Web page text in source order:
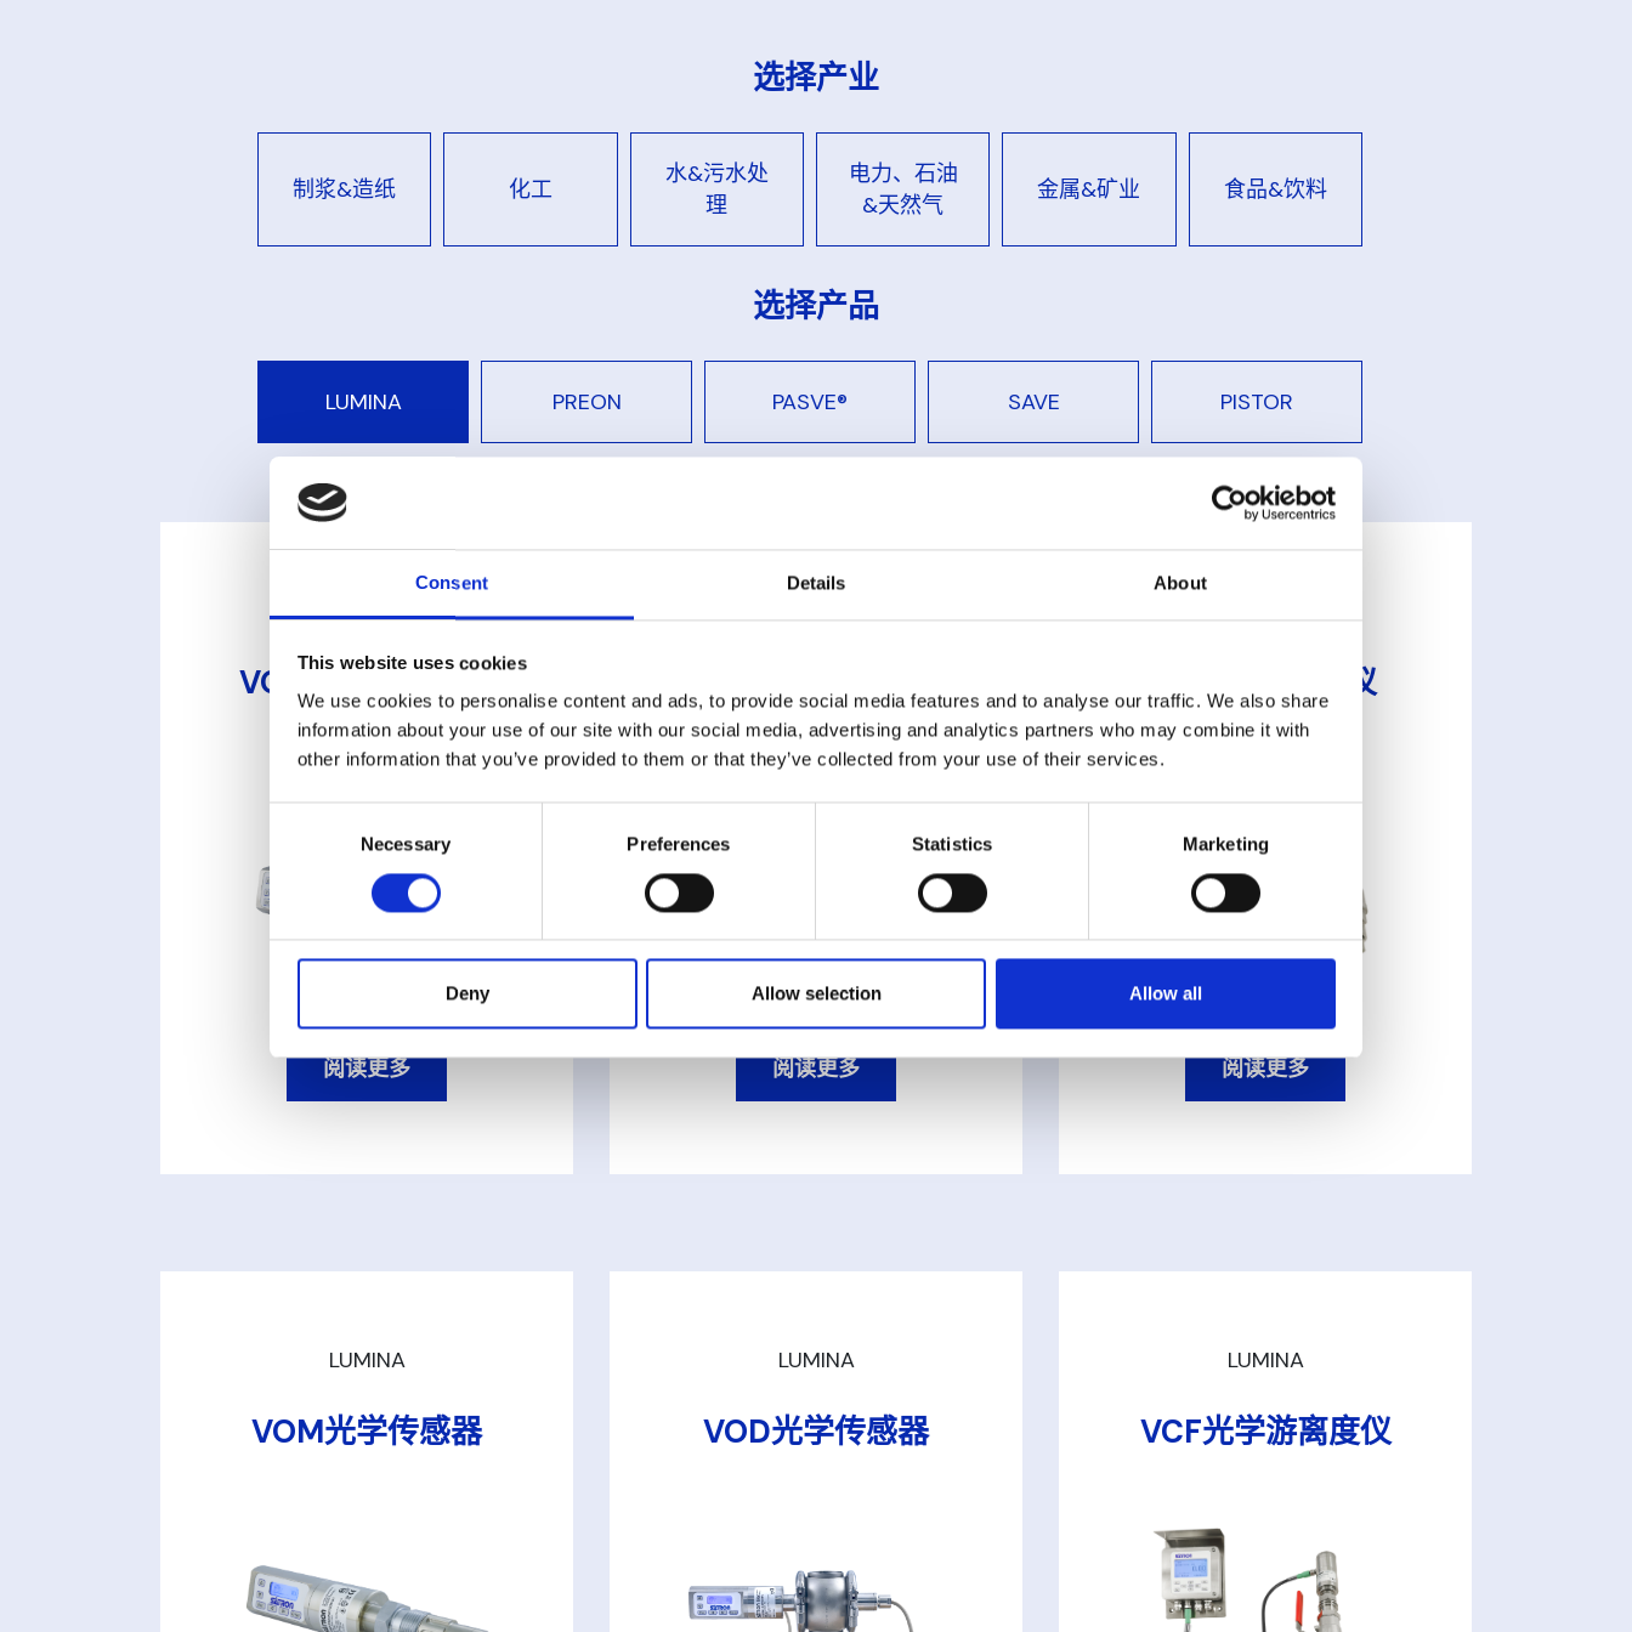
Consent Details About
This website uses cookies
We use cookies to personalise content and ads, to provide social media features and to analyse our traffic. We also share
information about your use of our site with our social media, advertising and analytics partners who may combine it with
other information that you’ve provided to them or that they’ve collected from your use of their services.
Necessary Preferences Statistics Marketing
Deny Allow selection Allow all
选择产业
制浆&造纸 化工
水&污水处
理
电力、石油
&天然气
金属&矿业 食品&饮料
选择产品
LUMINA PREON PASVE® SAVE PISTOR
LUMINA
VOA多光源光学传
感器
阅读更多
VCT光学浓度计
阅读更多
VCK光学卡巴仪
阅读更多
LUMINA
VOM光学传感器
LUMINA
VOD光学传感器
LUMINA
VCF光学游离度仪